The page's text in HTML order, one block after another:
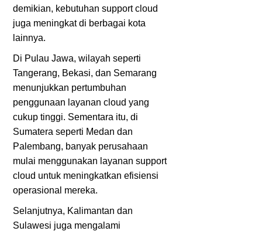
demikian, kebutuhan support cloud
juga meningkat di berbagai kota
lainnya.
Di Pulau Jawa, wilayah seperti
Tangerang, Bekasi, dan Semarang
menunjukkan pertumbuhan
penggunaan layanan cloud yang
cukup tinggi. Sementara itu, di
Sumatera seperti Medan dan
Palembang, banyak perusahaan
mulai menggunakan layanan support
cloud untuk meningkatkan efisiensi
operasional mereka.
Selanjutnya, Kalimantan dan
Sulawesi juga mengalami